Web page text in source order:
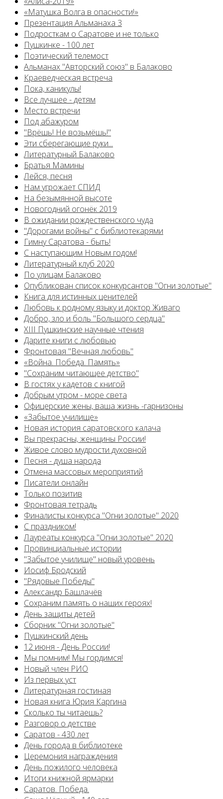
«Матушка Волга в опасности!»
Презентация Альманаха 3
Подросткам о Саратове и не только
Пушкинке - 100 лет
Поэтический телемост
Альманах "Авторский союз" в Балаково
Краеведческая встреча
Пока, каникулы!
Все лучшее - детям
Место встречи
Под абажуром
"Врёшь! Не возьмёшь!"
Эти сберегающие руки...
Литературный Балаково
Братья Мамины
Лейся, песня
Нам угрожает СПИД
На безымянной высоте
Новогодний огонёк 2019
В ожидании рождественского чуда
"Дорогами войны" с библиотекарями
Гимну Саратова - быть!
С наступающим Новым годом!
Литературный клуб 2020
По улицам Балаково
Опубликован список конкурсантов "Огни золотые"
Книга для истинных ценителей
Любовь к родному языку и доктор Живаго
Добро, зло и боль "Большого сердца"
XIII Пушкинские научные чтения
Дарите книги с любовью
Фронтовая "Вечная любовь"
«Война. Победа. Память»
"Сохраним читающее детство"
В гостях у кадетов с книгой
Добрым утром - море света
Офицерские жены, ваша жизнь -гарнизоны
«Забытое училище»
Новая история саратовского калача
Вы прекрасны, женщины России!
Живое слово мудрости духовной
Песня - душа народа
Отмена массовых мероприятий
Писатели онлайн
Только позитив
Фронтовая тетрадь
Финалисты конкурса "Огни золотые" 2020
С праздником!
Лауреаты конкурса "Огни золотые" 2020
Провинциальные истории
"Забытое училище" новый уровень
Иосиф Бродский
"Рядовые Победы"
Александр Башлачёв
Сохраним память о наших героях!
День защиты детей
Сборник "Огни золотые"
Пушкинский день
12 июня - День России!
Мы помним! Мы гордимся!
Новый член РИО
Из первых уст
Литературная гостиная
Новая книга Юрия Каргина
Сколько ты читаешь?
Разговор о детстве
Саратов - 430 лет
День города в библиотеке
Церемония награждения
День пожилого человека
Итоги книжной ярмарки
Саратов. Победа.